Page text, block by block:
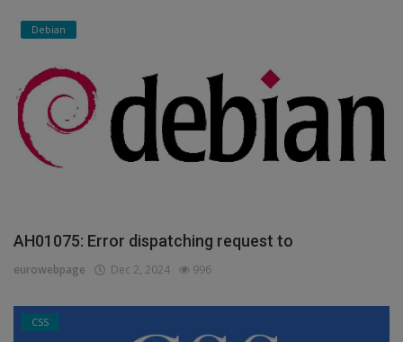
Debian
AH01075: Error dispatching request to
eurowebpage Dec 2, 2024 996
CSS